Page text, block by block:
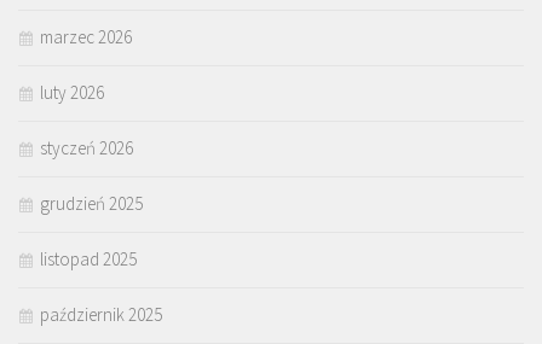
marzec 2026
luty 2026
styczeń 2026
grudzień 2025
listopad 2025
październik 2025